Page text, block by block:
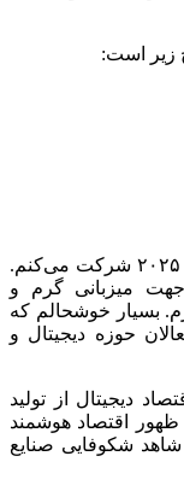
زیر است:
بسیار خرسندم که در همایش آلماتی دیجیتال ۲۰۲۵ شرکت می‌کنم.
میزبانی گرم و
بسیار خوشحالم که
حوزه دیجیتال و
دیجیتال از تولید
اقتصاد هوشمند
شکوفایی صنایع